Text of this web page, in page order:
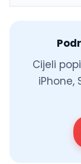
Cijeli
iPhone,